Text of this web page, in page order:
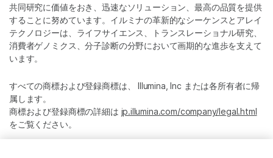
共同研究に価値をおき、迅速なソリューション、最高の品質を提供
することに努めています。イルミナの革新的なシーケンスとアレイ
テクノロジーは、ライフサイエンス、トランスレーショナル研究、
消費者ゲノミクス、分子診断の分野において画期的な進歩を支えて
います。
すべての商標および登録商標は、 Illumina, Inc または各所有者に帰
属します。
商標および登録商標の詳細は jp.illumina.com/company/legal.html
をご覧ください。